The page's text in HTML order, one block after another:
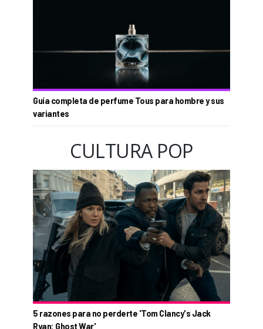
Guía completa de perfume Tous para hombre y sus
variantes
CULTURA POP
5 razones para no perderte 'Tom Clancy's Jack
Ryan: Ghost War'